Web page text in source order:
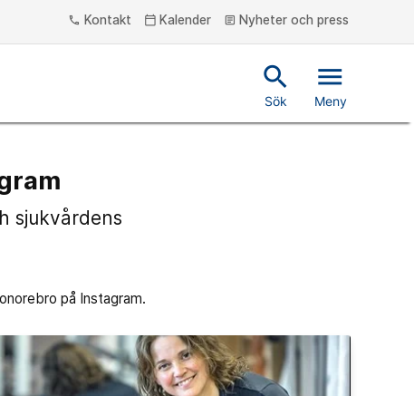
phone Kontakt calendar_today Kalender article Nyheter och press
search
Sök
menu
Meny
sjukvårdens
på Instagram.